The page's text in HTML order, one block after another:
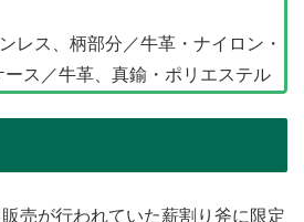
レス、柄部分／牛革・ナイロン・
ス／牛革、真鍮・ポリエステル
売が行われていた薪割り斧に限定